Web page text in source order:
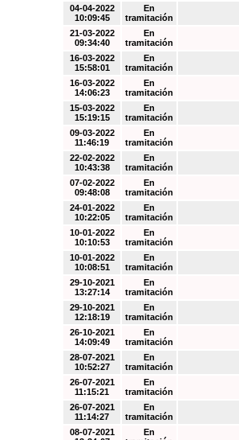
04-04-2022
10:09:45
En
tramitación
21-03-2022
09:34:40
En
tramitación
16-03-2022
15:58:01
En
tramitación
16-03-2022
14:06:23
En
tramitación
15-03-2022
15:19:15
En
tramitación
09-03-2022
11:46:19
En
tramitación
22-02-2022
10:43:38
En
tramitación
07-02-2022
09:48:08
En
tramitación
24-01-2022
10:22:05
En
tramitación
10-01-2022
10:10:53
En
tramitación
10-01-2022
10:08:51
En
tramitación
29-10-2021
13:27:14
En
tramitación
29-10-2021
12:18:19
En
tramitación
26-10-2021
14:09:49
En
tramitación
28-07-2021
10:52:27
En
tramitación
26-07-2021
11:15:21
En
tramitación
26-07-2021
11:14:27
En
tramitación
08-07-2021
En